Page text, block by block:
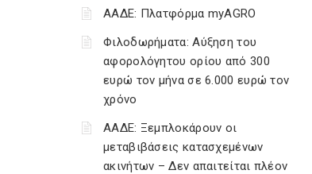
ΑΑΔΕ: Πλατφόρμα myAGRO
Φιλοδωρήματα: Αύξηση του
αφορολόγητου ορίου από 300
ευρώ τον μήνα σε 6.000 ευρώ τον
χρόνο
ΑΑΔΕ: Ξεμπλοκάρουν οι
μεταβιβάσεις κατασχεμένων
ακινήτων – Δεν απαιτείται πλέον